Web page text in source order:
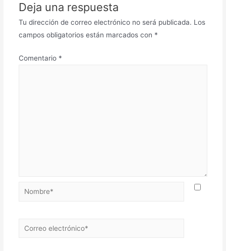
Deja una respuesta
Tu dirección de correo electrónico no será publicada. Los
campos obligatorios están marcados con *
Comentario *
Nombre*
Correo